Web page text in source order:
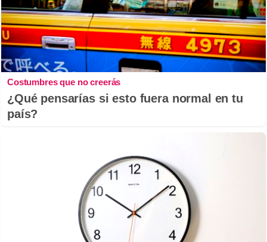
Costumbres que no creerás
¿Qué pensarías si esto fuera normal en tu
país?